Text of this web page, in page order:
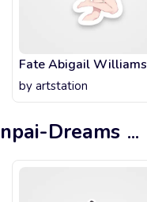
Fate Abigail Williams
by artstation
Dreams ...